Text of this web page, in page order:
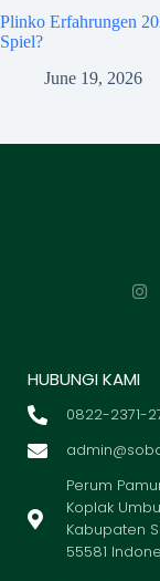
Plinko Erfahrungen
Spiel?
June 19, 2026
HUBUNGI KAMI
0822-2371-
Perum
Koplak
Kabupaten
55581